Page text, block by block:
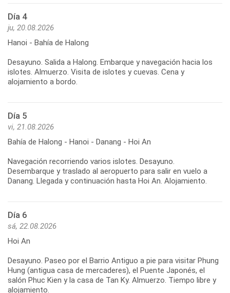
Día 4
ju, 20.08.2026
Hanoi - Bahía de Halong
Desayuno. Salida a Halong. Embarque y navegación hacia los
islotes. Almuerzo. Visita de islotes y cuevas. Cena y
Día 5
vi, 21.08.2026
Bahía de Halong - Hanoi - Danang - Hoi An
Navegación recorriendo varios islotes. Desayuno.
Desembarque y traslado al aeropuerto para salir en vuelo a
Día 6
sá, 22.08.2026
Hoi An
Desayuno. Paseo por el Barrio Antiguo a pie para visitar Phung
Hung (antigua casa de mercaderes), el Puente Japonés, el
salón Phuc Kien y la casa de Tan Ky. Almuerzo. Tiempo libre y